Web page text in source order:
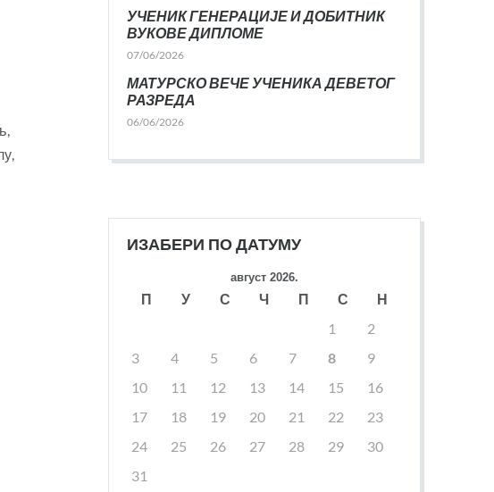
УЧЕНИК ГЕНЕРАЦИЈЕ И ДОБИТНИК
ВУКОВЕ ДИПЛОМЕ
07/06/2026
МАТУРСКО ВЕЧЕ УЧЕНИКА ДЕВЕТОГ
РАЗРЕДА
06/06/2026
ИЗАБЕРИ ПО ДАТУМУ
август 2026.
П У С Ч П С
Н
1
2
3
4 5 6 7 8
9
10
11 12 13 14 15
16
17
18 19 20 21 22
23
24
25 26 27 28 29
30
31